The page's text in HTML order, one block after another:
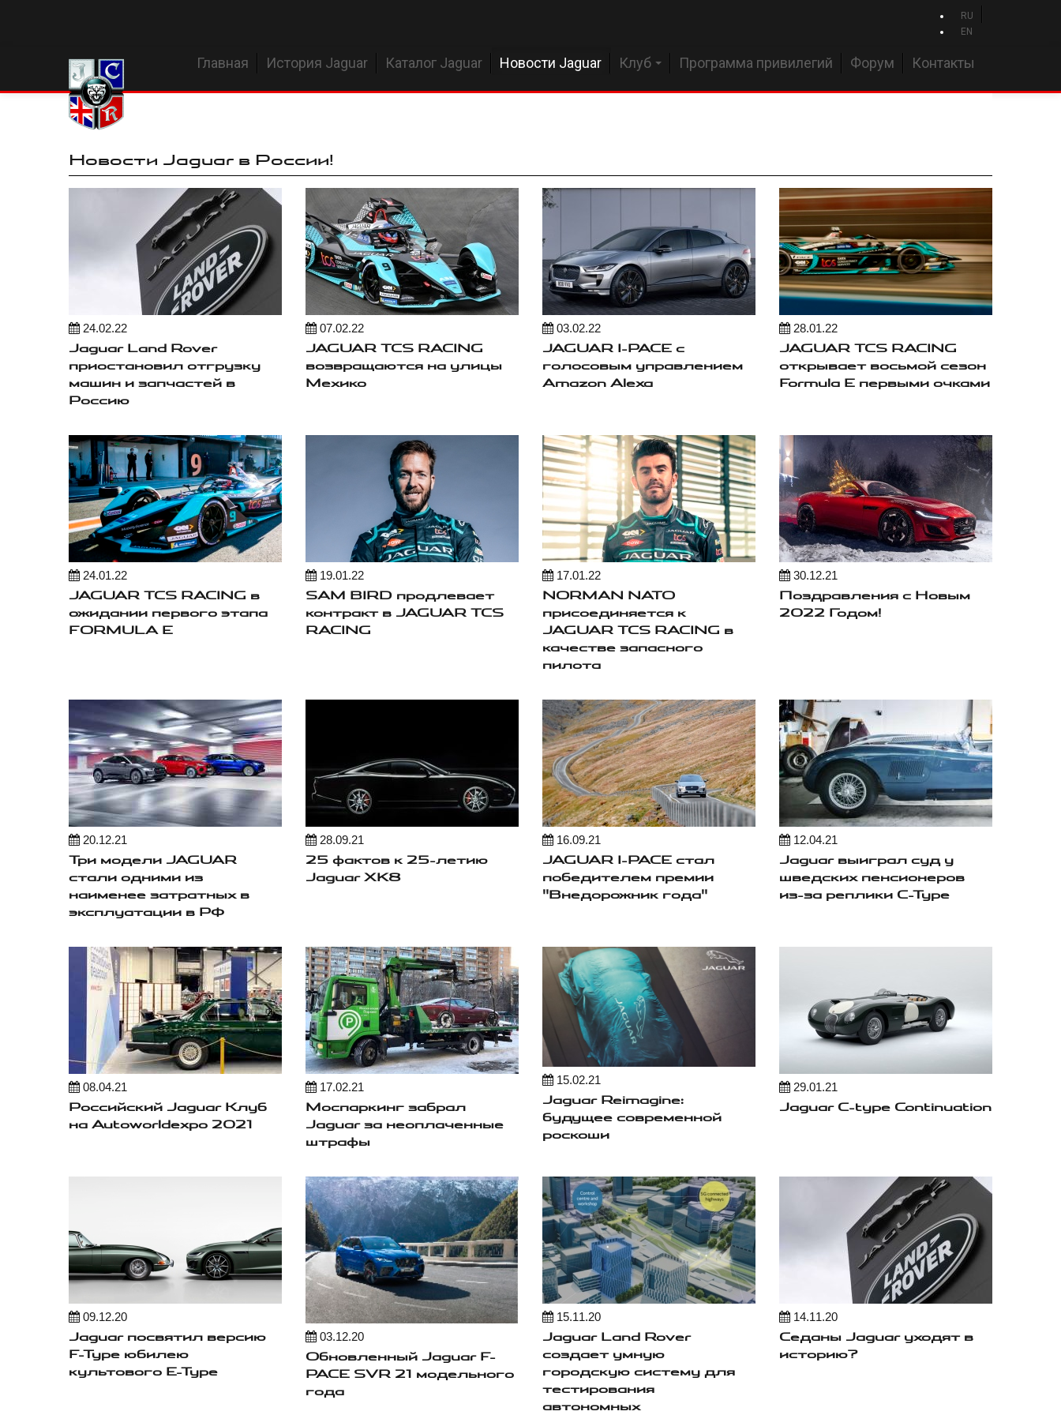
RU
EN
Главная История Jaguar Каталог Jaguar Новости Jaguar Клуб Программа привилегий Форум Контакты
Новости Jaguar в России!
24.02.22
Jaguar Land Rover
приостановил отгрузку
машин и запчастей в
Россию
07.02.22
JAGUAR TCS RACING
возвращаются на улицы
Мехико
03.02.22
JAGUAR I-PACE с
голосовым управлением
Amazon Alexa
28.01.22
JAGUAR TCS RACING
открывает восьмой сезон
Formula E первыми очками
24.01.22
JAGUAR TCS RACING в
ожидании первого этапа
FORMULA E
19.01.22
SAM BIRD продлевает
контракт в JAGUAR TCS
RACING
17.01.22
NORMAN NATO
присоединяется к
JAGUAR TCS RACING в
качестве запасного
пилота
30.12.21
Поздравления с Новым
2022 Годом!
20.12.21
Три модели JAGUAR
стали одними из
наименее затратных в
эксплуатации в РФ
28.09.21
25 фактов к 25-летию
Jaguar XK8
16.09.21
JAGUAR I-PACE стал
победителем премии
"Внедорожник года"
12.04.21
Jaguar выиграл суд у
шведских пенсионеров
из-за реплики C-Type
08.04.21
Российский Jaguar Клуб
на Autoworldexpo 2021
17.02.21
Моспаркинг забрал
Jaguar за неоплаченные
штрафы
15.02.21
Jaguar Reimagine:
будущее современной
роскоши
29.01.21
Jaguar C-type Continuation
09.12.20
Jaguar посвятил версию
F-Type юбилею
культового E-Type
03.12.20
Обновленный Jaguar F-
PACE SVR 21 модельного
года
15.11.20
Jaguar Land Rover
создает умную
городскую систему для
тестирования
автономных
14.11.20
Седаны Jaguar уходят в
историю?